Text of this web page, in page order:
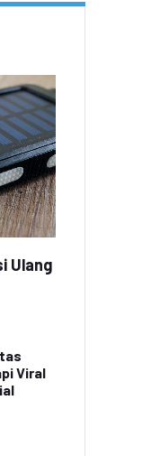
Ulang
Viral